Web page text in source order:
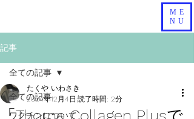
ME
NU
記事
全ての記事
ワクチンについて
全ての記事
「Thorne Collagen Plusで
たくや いわさき
2024年12月4日 読了時間: 2分